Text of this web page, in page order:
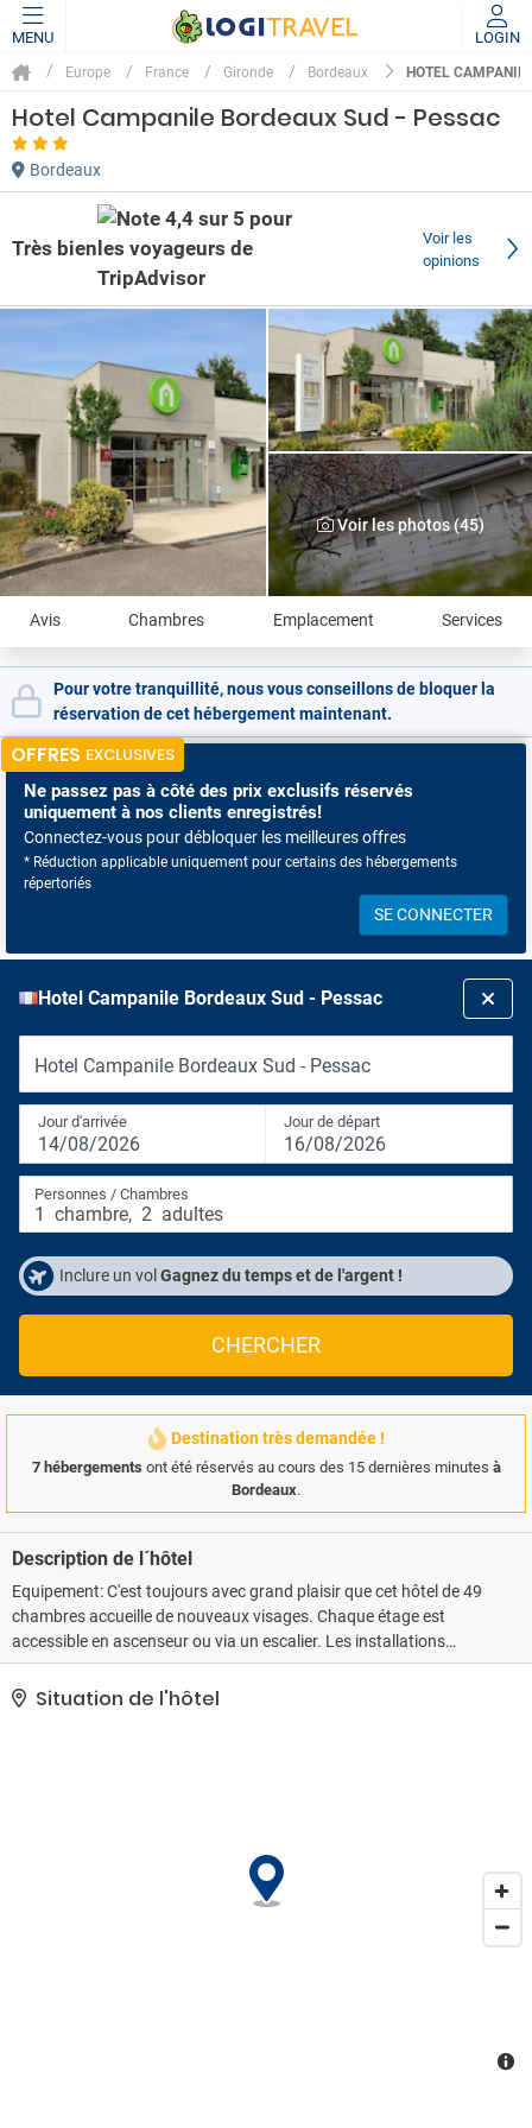
MENU LOGIN
Europe France Gironde Bordeaux HOTEL
Hotel Campanile Bordeaux Sud - Pessac
Bordeaux
Très bien
Voir les
opinions
Voir les photos (45)
Avis Chambres Emplacement Services
Pour votre tranquillité, nous vous conseillons de bloquer la
réservation de cet hébergement maintenant.
OFFRES EXCLUSIVES
Ne passez pas à côté des prix exclusifs réservés
uniquement à nos clients enregistrés!
Connectez-vous pour débloquer les meilleures offres
* Réduction applicable uniquement pour certains des hébergements
répertoriés
SE CONNECTER
Hotel Campanile Bordeaux Sud - Pessac
Hotel Campanile Bordeaux Sud - Pessac
Jour d'arrivée
14/08/2026
Jour de départ
16/08/2026
Personnes / Chambres
1 chambre, 2 adultes
Inclure un vol Gagnez du temps et de l'argent !
CHERCHER
Destination très demandée !
7 hébergements ont été réservés au cours des 15 dernières minutes à
Bordeaux.
Description de l´hôtel
Equipement: C'est toujours avec grand plaisir que cet hôtel de 49
chambres accueille de nouveaux visages. Chaque étage est
accessible en ascenseur ou via un escalier. Les installations
incluent un local à bagages. L'accès WiFi disponible dans les
espaces communs permet de rester en contact avec le monde
voyageant en voiture pourront se garer dans le garage ou sur le
parking (sans supplément). Les prestations incluent de plus un
fonctionnant 24h/24, un service de location de voitures, un room
Situation de l'hôtel